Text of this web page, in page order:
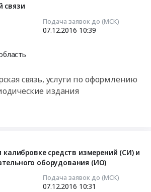
связи
Подача заявок до (МСК)
07.12.2016 10:39
связь, услуги по оформлению
издания
калибровке средств измерений (СИ) и
оборудования (ИО)
Подача заявок до (МСК)
07.12.2016 10:31